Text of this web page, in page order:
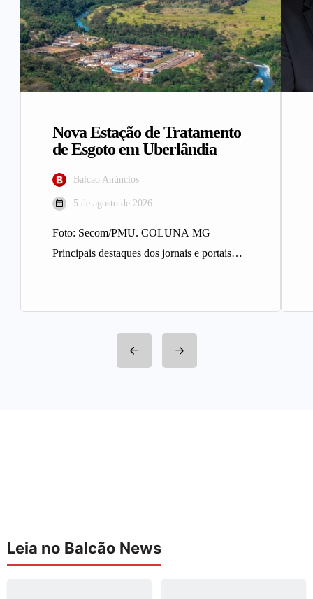
Nova Estação de Tratamento
de Esgoto em Uberlândia
Balcao Anúncios
5 de agosto de 2026
Foto: Secom/PMU. COLUNA MG
Principais destaques dos jornais e portais
Leia no Balcão News